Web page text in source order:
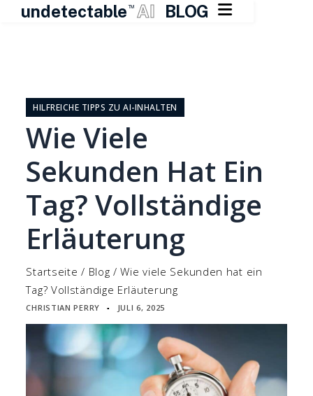
undetectable TM AI BLOG 
springenHILFREICHE TIPPS ZU AI-INHALTEN
Wie Viele
Sekunden Hat Ein
Tag? Vollständige
Erläuterung
Startseite / Blog /Wie viele Sekunden hat ein
Tag? Vollständige Erläuterung
CHRISTIAN PERRY ▪ JULI 6, 2025